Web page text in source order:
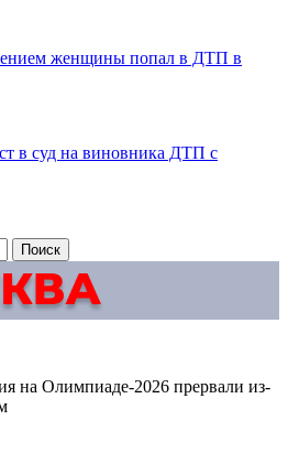
женщины попал в ДТП в
в суд на виновника ДТП с
на Олимпиаде-2026 прервали из-